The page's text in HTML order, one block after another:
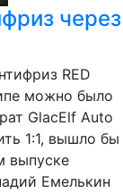
через
RED
можно было
GlacElf Auto
1:1, вышло бы
выпуске
Емелькин